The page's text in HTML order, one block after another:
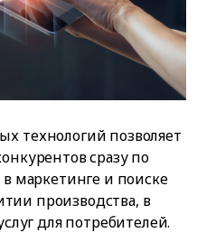
технологий позволяет
сразу по
маркетинге и поиске
производства, в
для потребителей.